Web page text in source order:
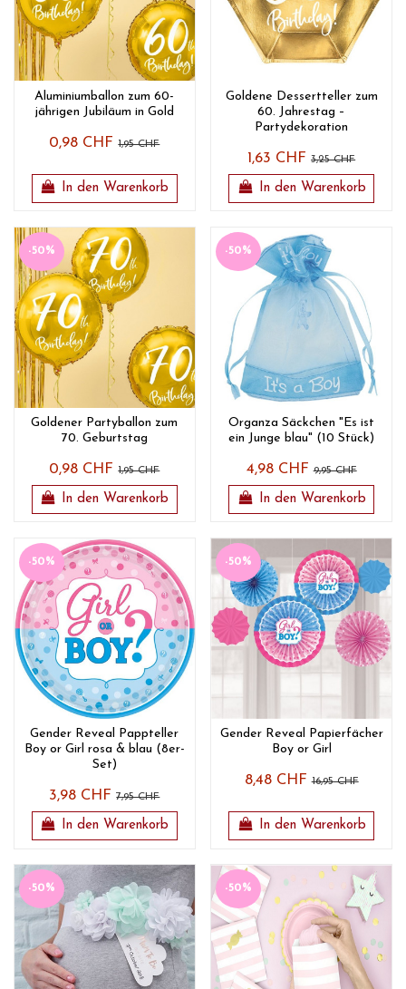
Aluminiumballon zum 60-
jährigen Jubiläum in Gold
0,98 CHF1,95 CHF
In den Warenkorb
Goldene Dessertteller zum
60. Jahrestag –
Partydekoration
1,63 CHF3,25 CHF
In den Warenkorb
-50%
Goldener Partyballon zum
70. Geburtstag
0,98 CHF1,95 CHF
In den Warenkorb
-50%
Organza Säckchen "Es ist
ein Junge blau" (10 Stück)
4,98 CHF9,95 CHF
In den Warenkorb
-50%
Gender Reveal Pappteller
Boy or Girl rosa & blau (8er-
Set)
3,98 CHF7,95 CHF
In den Warenkorb
-50%
Gender Reveal Papierfächer
Boy or Girl
8,48 CHF16,95 CHF
In den Warenkorb
-50% -50%